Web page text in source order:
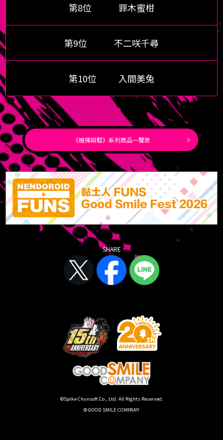
第8位 罪木蜜柑
第9位 不二咲千尋
第10位 入間美兔
《槍彈辯駁》系列商品一覽表
SHARE
©Spike Chunsoft Co., Ltd. All Rights Reserved.
© GOOD SMILE COMPANY